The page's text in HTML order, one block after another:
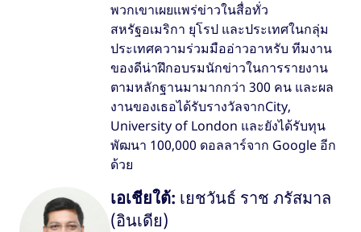
พวกเขาเผยแพร่ข่าวในสื่อทั่ว
สหรัฐอเมริกา ยุโรป และประเทศในกลุ่ม
ประเทศความร่วมมืออ่าวอาหรับ ทีมงาน
ของดีน่าฝึกอบรมนักข่าวในการรายงาน
ตามหลักฐานมามากกว่า 300 คน และผล
งานของเธอได้รับรางวัลจากCity,
University of London และยังได้รับทุน
พัฒนา 100,000 ดอลลาร์จาก Google อีก
ด้วย
เอเชียใต้: เยชวันธ์ ราช ภรัสมาล
(อินเดีย)